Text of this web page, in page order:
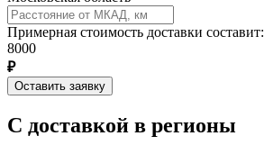
Примерная стоимость доставки составит:
8000
₽
Оставить заявку
С доставкой в регионы